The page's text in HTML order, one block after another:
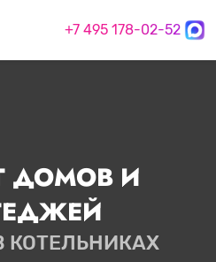
+7 495 178-02-52
ДОМОВ И
КОТЕЛЬНИКАХ